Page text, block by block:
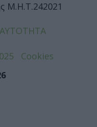
Μ.Η.Τ.242021
Cookies